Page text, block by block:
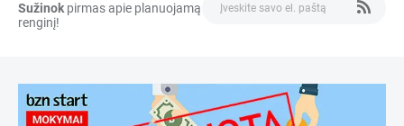
Sužinok pirmas apie planuojamą
renginį!